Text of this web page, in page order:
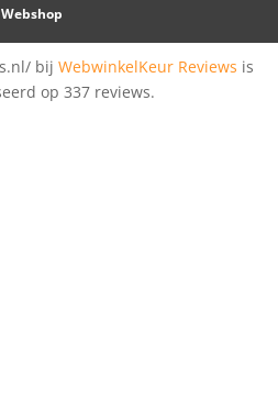
Webshop
bij WebwinkelKeur Reviews is
op 337 reviews.